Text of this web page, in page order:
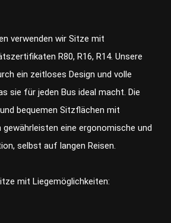
verwenden wir Sitze mit
R80, R16, R14. Unsere
ein zeitloses Design und volle
sie für jeden Bus ideal macht. Die
bequemen Sitzflächen mit
gewährleisten eine ergonomische und
selbst auf langen Reisen.
mit Liegemöglichkeiten: